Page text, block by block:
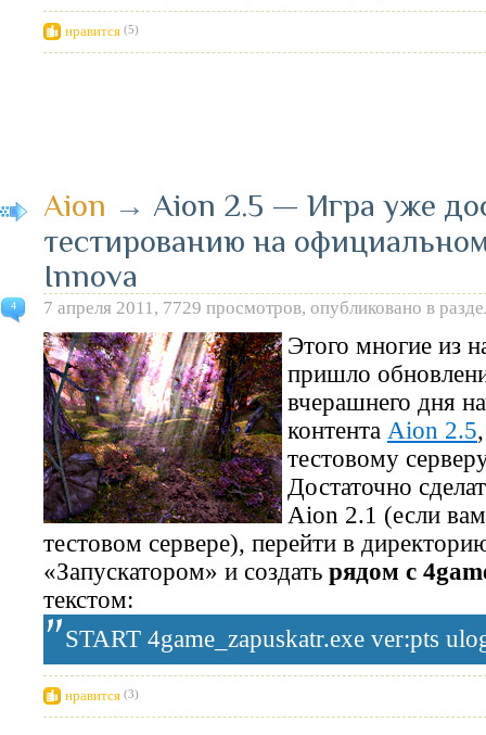
нравится (5)
4
Aion → Aion 2.5 — Игра уже
тестированию на
Innova
7 апреля 2011, 7729 просмотров, опубликовано в
Этого многие из
пришло
вчерашнего дня
контента Aion 2.5
тестовому
Достаточно
Aion 2.1 (если
тестовом сервере), перейти в
«Запускатором» и создать рядом с
текстом:
START 4game_zapuskatr.exe ver:pts
нравится (3)